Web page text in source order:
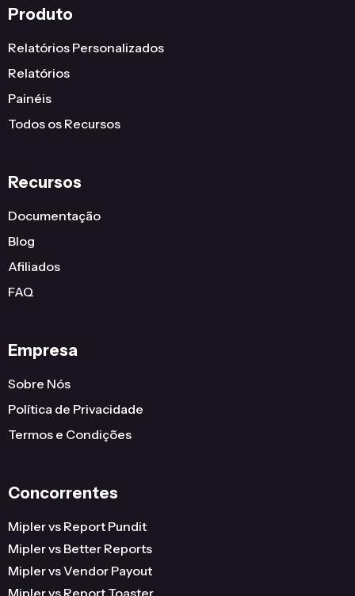
Produto
Relatórios Personalizados
Relatórios
Painéis
Todos os Recursos
Recursos
Documentação
Blog
Afiliados
FAQ
Empresa
Sobre Nós
Política de Privacidade
Termos e Condições
Concorrentes
Mipler vs Report Pundit
Mipler vs Better Reports
Mipler vs Vendor Payout
Mipler vs Report Toaster